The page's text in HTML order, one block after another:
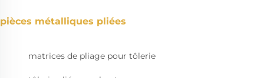
pièces métalliques pliées
matrices de pliage pour tôlerie